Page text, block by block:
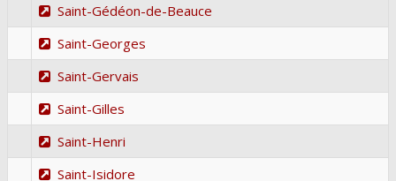
Saint-Gédéon-de-Beauce
Saint-Georges
Saint-Gervais
Saint-Gilles
Saint-Henri
Saint-Isidore